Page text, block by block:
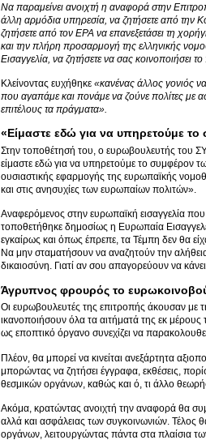
Να παραμείνει ανοιχτή η αναφορά στην
άλλη αρμόδια υπηρεσία, να ζητήσετε από την
ζητήσετε από τον ΕΡΑ να επανεξετάσει τη
και την πλήρη προσαρμογή της ελληνικής
Εισαγγελία, να ζητήσετε να σας κοινοποιήσει
Κλείνοντας ευχήθηκε «κανένας άλλος γονιός
που αγαπάμε και πονάμε να ζούνε πολίτες με
επιτέλους τα πράγματα».
«Είμαστε εδώ για να υπηρετούμε
Στην τοποθέτησή του, ο ευρωβουλευτής του
είμαστε εδώ για να υπηρετούμε το συμφέρον
ουσιαστικής εφαρμογής της ευρωπαϊκής
και στις ανησυχίες των ευρωπαίων πολιτών».
Αναφερόμενος στην ευρωπαϊκή εισαγγελία
τοποθετήθηκε δημοσίως η Ευρωπαία
εγκαίρως και όπως έπρεπε, τα Τέμπη δεν θα
Να μην σταματήσουν να αναζητούν την
δικαιοσύνη. Γιατί αν σου απαγορεύουν να
Άγρυπνος φρουρός το
Οι ευρωβουλευτές της επιτροπής άκουσαν με
ικανοποιήσουν όλα τα αιτήματά της εκ
ως εποπτικό όργανο συνεχίζει να
Πλέον, θα μπορεί να κινείται ανεξάρτητα
μπορώντας να ζητήσει έγγραφα, εκθέσεις,
θεσμικών οργάνων, καθώς και ό, τι άλλο
Ακόμα, κρατώντας ανοιχτή την αναφορά θα
αλλά και ασφάλειας των συγκοινωνιών. Τέλος
οργάνων, λειτουργώντας πάντα στα πλαίσια